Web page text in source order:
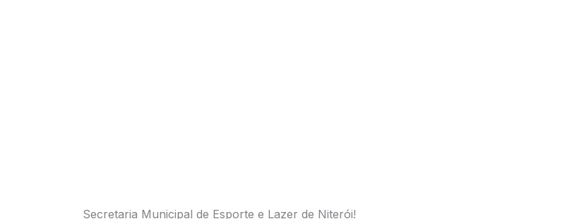
Secretaria Municipal de Esporte e Lazer de Niterói!